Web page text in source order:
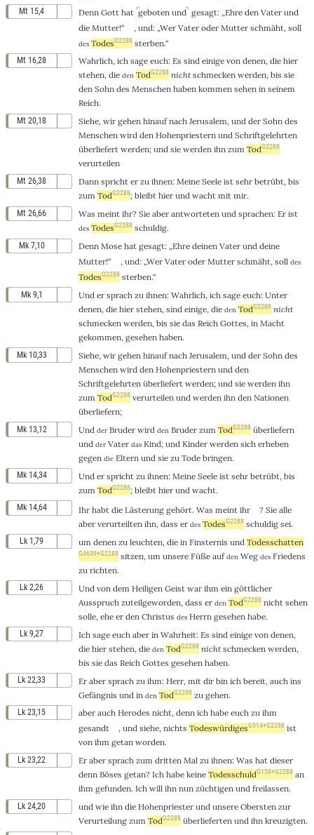
Mt 15,4 Denn Gotthat ⌜geboten und⌝ gesagt: „Ehre den Vater und
die Mutter!“ , und: „Wer Vater oder Mutter schmäht, soll
des TodesG2288 sterben.“
Mt 16,28 Wahrlich, ich sage euch: Es sind einigevon denen, die hier
stehen, die den TodG2288 nicht schmeckenwerden, bis sie
den Sohn des Menschenhaben kommen sehen in seinem
Reich.
Mt 20,18 Siehe, wir gehen hinauf nach Jerusalem, und der Sohn des
Menschenwird den Hohenpriestern und Schriftgelehrten
überliefertwerden; undsie werden ihnzum TodG2288
verurteilen
Mt 26,38 Dann sprichter zu ihnen: Meine Seele ist sehr betrübt, bis
zum TodG2288; bleibt hier und wacht mit mir.
Mt 26,66 Was meint ihr? Sie aber antwortetenund sprachen: Er ist
des TodesG2288 schuldig.
Mk 7,10 Denn Mosehat gesagt: „Ehre deinen Vater und deine
Mutter!“ , und: „Wer Vater oder Mutter schmäht, soll des
TodesG2288 sterben.“
Mk 9,1 Under sprachzu ihnen: Wahrlich, ich sage euch: Unter
denen, die hier stehen, sind einige, die den TodG2288 nicht
schmeckenwerden, bis sie das Reich Gottes, in Macht
gekommen, gesehen haben.
Mk 10,33 Siehe, wir gehen hinauf nach Jerusalem, und der Sohn des
Menschenwird den Hohenpriestern und den
Schriftgelehrten überliefertwerden; undsie werden ihn
zum TodG2288 verurteilen undwerden ihn den Nationen
überliefern;
Mk 13,12 Und der Bruderwird den Bruder zum TodG2288 überliefern
und der Vater das Kind; und Kinderwerden sich erheben
gegen die Eltern und sie zu Tode bringen.
Mk 14,34 Und er sprichtzu ihnen: Meine Seele ist sehr betrübt, bis
zum TodG2288; bleibt hier und wacht.
Mk 14,64 Ihrhabt die Lästerung gehört. Was meint ihr ? Sie alle
aber verurteilten ihn, dass er des TodesG2288 schuldig sei.
Lk 1,79 um denen zu leuchten, die in Finsternis und Todesschatten
G4639+G2288 sitzen, um unsere Füße auf den Weg des Friedens
zu richten.
Lk 2,26 Und von dem Heiligen Geist war ihm ein göttlicher
Ausspruch zuteilgeworden, dass er den TodG2288 nicht sehen
solle, eheer den Christus des Herrn gesehen habe.
Lk 9,27 Ich sage euch aber in Wahrheit: Es sind einigevon denen,
die hier stehen, die den TodG2288 nicht schmeckenwerden,
bis sie das Reich Gottes gesehen haben.
Lk 22,33 Er aber sprach zu ihm: Herr, mit dir binich bereit, auch ins
Gefängnis und in den TodG2288zu gehen.
Lk 23,15 aber auch Herodes nicht, dennich habe euch zu ihm
gesandt
, und siehe, nichts TodeswürdigesG514+G2288 ist
von ihm getan worden.
Lk 23,22 Er aber sprachzum dritten Mal zu ihnen: Was hat dieser
denn Böses getan? Ich habe keine TodesschuldG158+G2288 an
ihm gefunden. Ich will ihn nun züchtigenund freilassen.
Lk 24,20 und wie ihn die Hohenpriester und unsere Obersten zur
Verurteilungzum TodG2288 überlieferten und ihn kreuzigten.